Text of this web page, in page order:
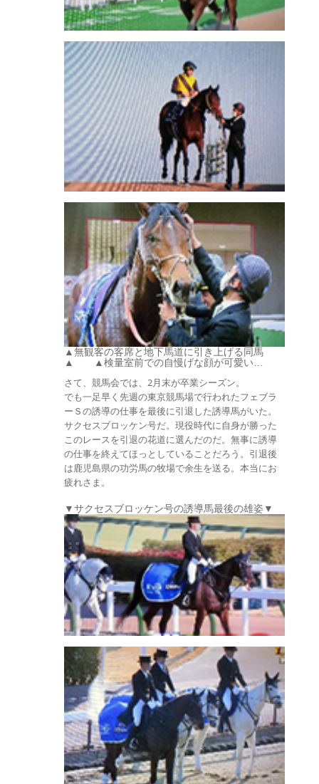
▲無観客の客席と地下馬道に引き上げる同馬
▲ ▲検量室前での自慢げな顔が可愛い…
さて、競馬会では、2月末が卒業シーズン。
でも一足早く先週の東京競馬場で行われたフェブラ
ーＳの誘導の仕事を最後に引退した誘導馬がいた。
サクセスブロッケン号だ。現役時代に自身が勝った
このレースを引退の花道に選んだのだ。無事に誘導
の仕事を終えてほっとしていることだろう。引退後
は鹿児島県の功労馬の牧場で余生を送る。本当にお
疲れさま。
▼サクセスブロッケン号の誘導馬最後の雄姿▼